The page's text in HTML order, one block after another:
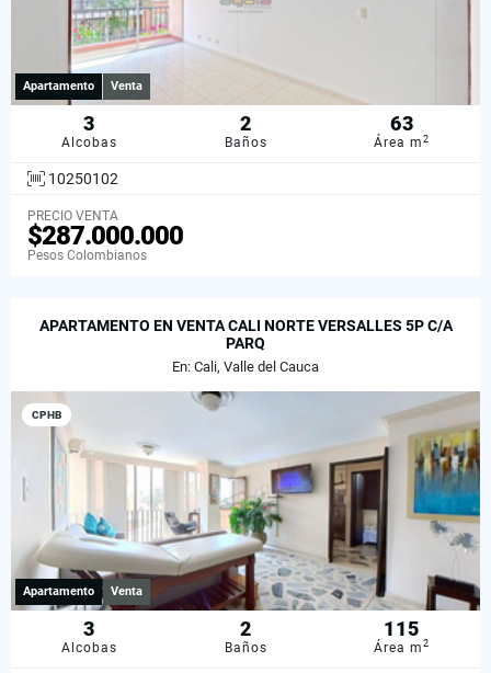
Apartamento Venta
3
Alcobas
2
Baños
63
Área m2
10250102
PRECIO VENTA
$287.000.000
Pesos Colombianos
APARTAMENTO EN VENTA CALI NORTE VERSALLES 5P C/A
PARQ
En: Cali, Valle del Cauca
CPHB
Apartamento Venta
3
Alcobas
2
Baños
115
Área m2